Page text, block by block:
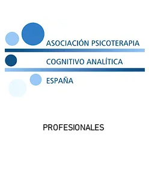
PROFESIONALES